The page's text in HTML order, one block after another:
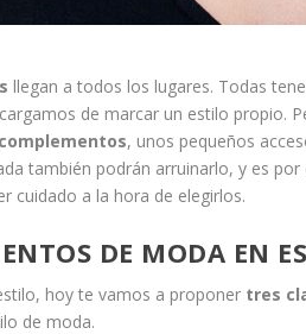
llegan a todos los lugares. Todas
de marcar un estilo propio.
, unos pequeños
también podrán arruinarlo, y es
cuidado a la hora de elegirlos.
DE MODA EN
hoy te vamos a proponer tres
de moda.